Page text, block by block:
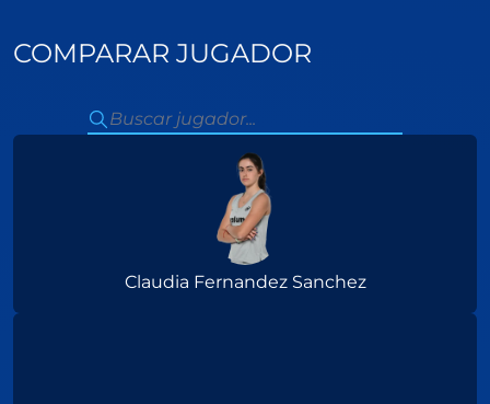
COMPARAR JUGADOR
Claudia Fernandez Sanchez